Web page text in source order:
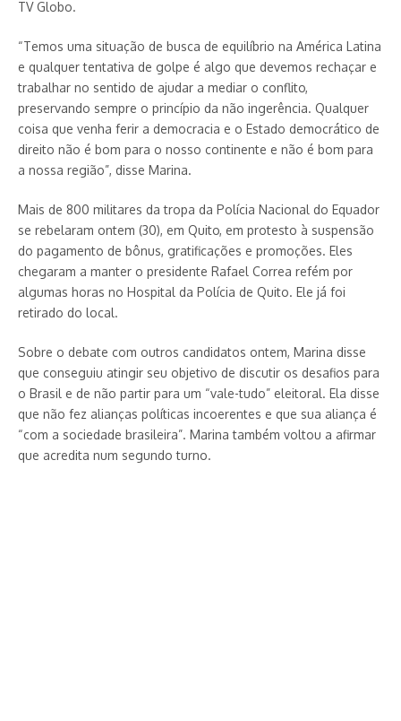
TV Globo.
“Temos uma situação de busca de equilíbrio na América Latina
e qualquer tentativa de golpe é algo que devemos rechaçar e
trabalhar no sentido de ajudar a mediar o conflito,
preservando sempre o princípio da não ingerência. Qualquer
coisa que venha ferir a democracia e o Estado democrático de
direito não é bom para o nosso continente e não é bom para
a nossa região”, disse Marina.
Mais de 800 militares da tropa da Polícia Nacional do Equador
se rebelaram ontem (30), em Quito, em protesto à suspensão
do pagamento de bônus, gratificações e promoções. Eles
chegaram a manter o presidente Rafael Correa refém por
algumas horas no Hospital da Polícia de Quito. Ele já foi
retirado do local.
Sobre o debate com outros candidatos ontem, Marina disse
que conseguiu atingir seu objetivo de discutir os desafios para
o Brasil e de não partir para um “vale-tudo” eleitoral. Ela disse
que não fez alianças políticas incoerentes e que sua aliança é
“com a sociedade brasileira”. Marina também voltou a afirmar
que acredita num segundo turno.